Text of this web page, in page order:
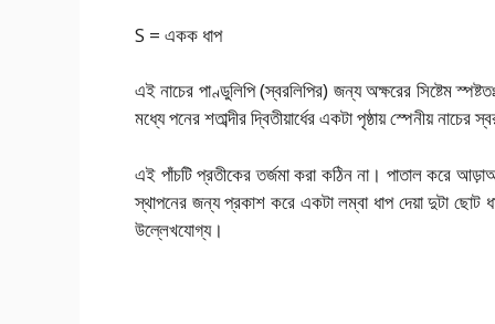
S = একক ধাপ
এই নাচের পাণ্ডুলিপি (স্বরলিপির) জন্য অক্ষরের সিষ্টেম
মধ্যে পনের শতাব্দীর দ্বিতীয়ার্ধের একটা পৃষ্ঠায় স্পেনীয়
এই পাঁচটি প্রতীকের তর্জমা করা কঠিন না। পাতাল করে
স্থাপনের জন্য প্রকাশ করে একটা লম্বা ধাপ দেয়া দুটা
উল্লেখযোগ্য।